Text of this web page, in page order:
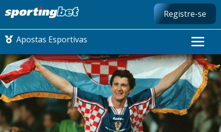
Registre-se
Apostas Esportivas
CONMEBOL LIBERTADORES
FUTEBOL NACIONAL